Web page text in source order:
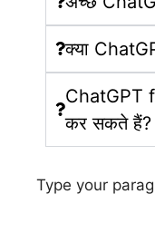
क्या
ChatGPT
कर सकते हैं?
Type your